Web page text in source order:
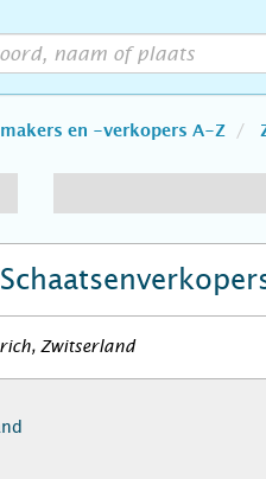
en -verkopers A-Z
Zwitserland